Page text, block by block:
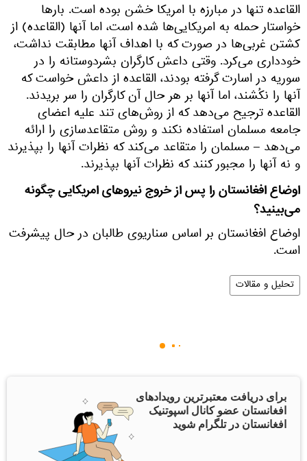
القاعده تنها در مبارزه با امریکا خشن بوده است. بارها
خواستار حمله به امریکایی‌ها شده است، اما آنها (القاعده) از
کشتن غربی‌ها در صورت که با اهداف آنها مطابقت نداشت،
خودداری می‌کرد. وقتی داعش کارگران بشردوستانه را در
سوریه در اسارت گرفته بودند، القاعده از داعش خواست که
آنها را نکُشند، اما آنها بر هر حال آن کارگران را سر بریدند.
القاعده ترجیح می‌دهد که از روش‌های تند علیه اعضای
جامعه مسلمان استفاده نکند و روش متقاعدسازی را ارائه
می‌دهد – مسلمان را متقاعد می‌کند که نظرات آنها را بپذیرند
و نه آنها را مجبور کنند که نظرات آنها بپذیرند.
اوضاع افغانستان را پس از خروج نیروهای امریکایی چگونه
می‌بینید؟
اوضاع افغانستان بر اساس سناریوی طالبان در حال پیشرفت
است.
تحلیل و مقالات
برای دریافت معتبرترین رویدادهای
افغانستان عضو کانال اسپوتنیک
افغانستان در تلگرام شوید